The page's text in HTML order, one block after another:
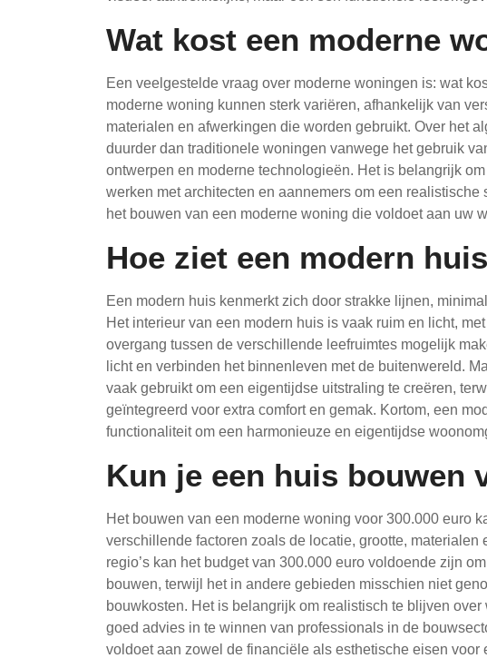
Wat kost een moderne
Een veelgestelde vraag over moderne woningen is: wat
moderne woning kunnen sterk variëren, afhankelijk van
materialen en afwerkingen die worden gebruikt. Over het
duurder dan traditionele woningen vanwege het gebruik
ontwerpen en moderne technologieën. Het is belangrijk
werken met architecten en aannemers om een
het bouwen van een moderne woning die voldoet aan uw
Hoe ziet een modern
Een modern huis kenmerkt zich door strakke lijnen,
Het interieur van een modern huis is vaak ruim en licht,
overgang tussen de verschillende leefruimtes mogelijk
licht en verbinden het binnenleven met de buitenwereld.
vaak gebruikt om een eigentijdse uitstraling te creëren,
geïntegreerd voor extra comfort en gemak. Kortom, een
functionaliteit om een harmonieuze en eigentijdse
Kun je een huis bouwen
Het bouwen van een moderne woning voor 300.000 euro
verschillende factoren zoals de locatie, grootte,
regio’s kan het budget van 300.000 euro voldoende zijn
bouwen, terwijl het in andere gebieden misschien niet
bouwkosten. Het is belangrijk om realistisch te blijven
goed advies in te winnen van professionals in de
voldoet aan zowel de financiële als esthetische eisen voor